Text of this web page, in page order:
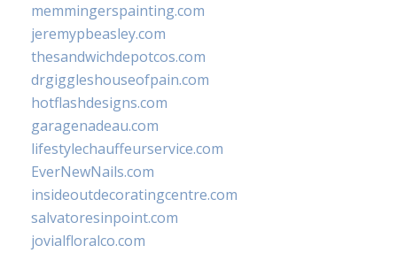
memmingerspainting.com
jeremypbeasley.com
thesandwichdepotcos.com
drgiggleshouseofpain.com
hotflashdesigns.com
garagenadeau.com
lifestylechauffeurservice.com
EverNewNails.com
insideoutdecoratingcentre.com
salvatoresinpoint.com
jovialfloralco.com